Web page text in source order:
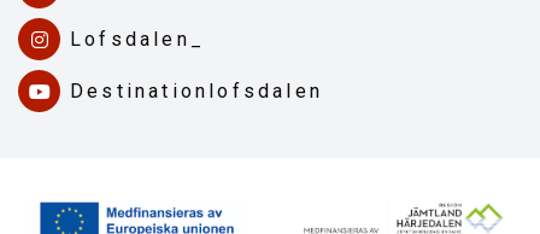
Lofsdalen_
Destinationlofsdalen